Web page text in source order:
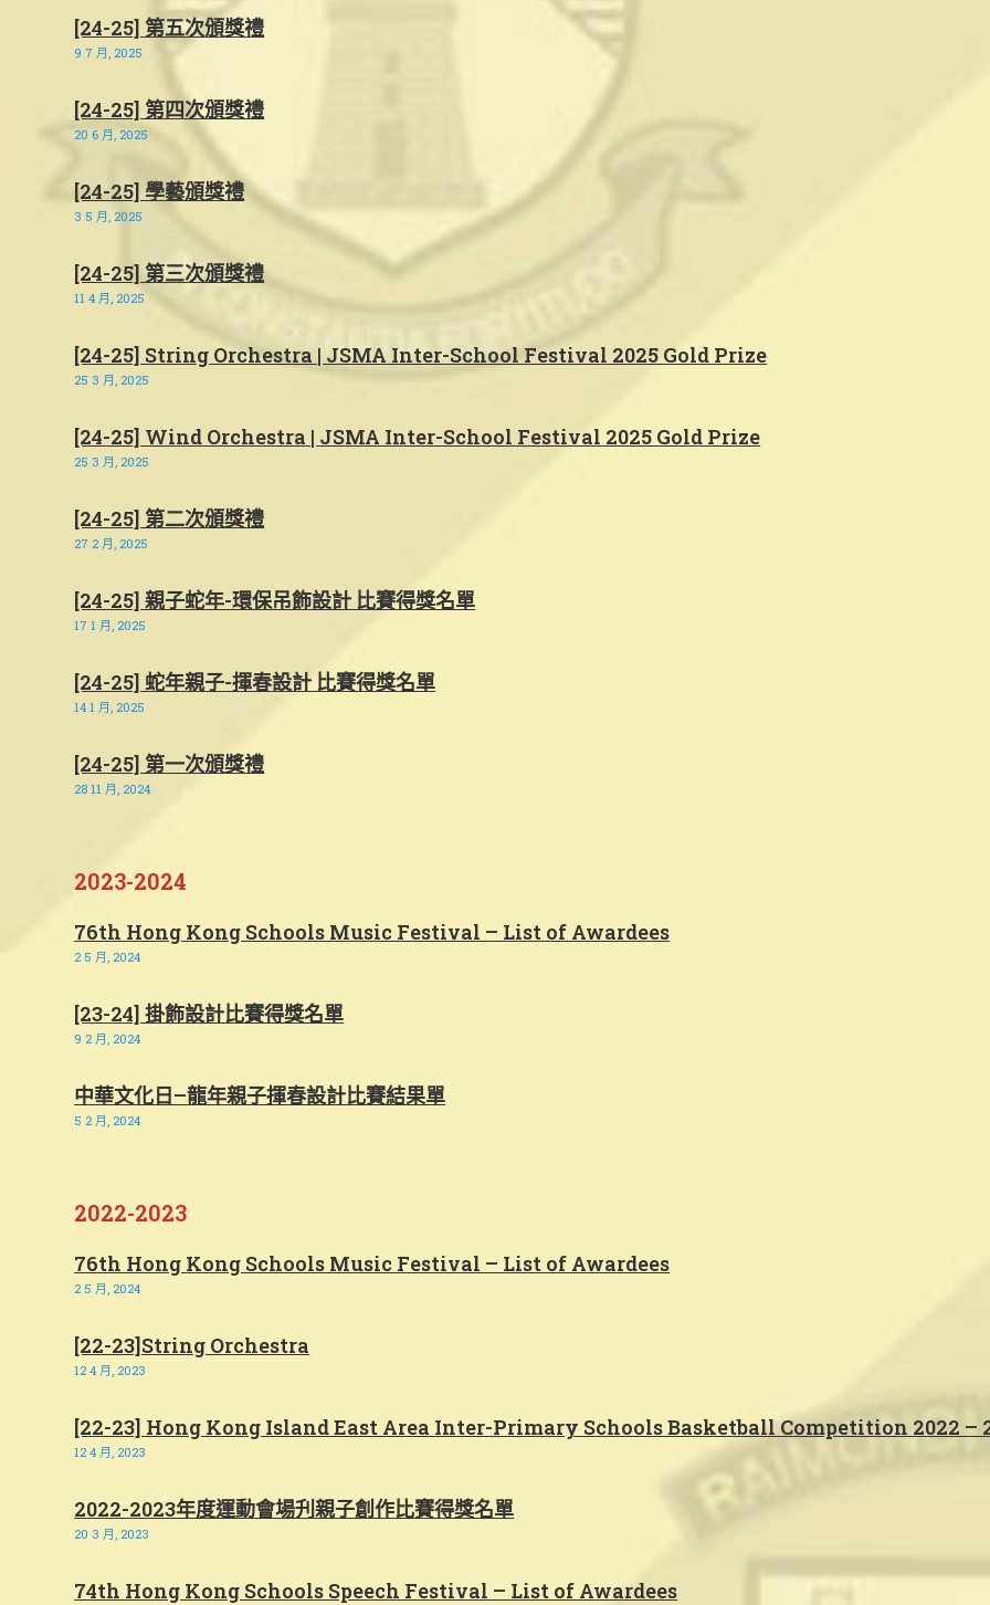
[24-25] 第五次頒獎禮
9 7 月, 2025
[24-25] 第四次頒獎禮
20 6 月, 2025
[24-25] 學藝頒獎禮
3 5 月, 2025
[24-25] 第三次頒獎禮
11 4 月, 2025
[24-25] String Orchestra | JSMA Inter-School Festival 2025 Gold Prize
25 3 月, 2025
[24-25] Wind Orchestra | JSMA Inter-School Festival 2025 Gold Prize
25 3 月, 2025
[24-25] 第二次頒獎禮
27 2 月, 2025
[24-25] 親子蛇年-環保吊飾設計 比賽得獎名單
17 1 月, 2025
[24-25] 蛇年親子-揮春設計 比賽得獎名單
14 1 月, 2025
[24-25] 第一次頒獎禮
28 11 月, 2024
2023-2024
76th Hong Kong Schools Music Festival – List of Awardees
2 5 月, 2024
[23-24] 掛飾設計比賽得獎名單
9 2 月, 2024
中華文化日–龍年親子揮春設計比賽結果單
5 2 月, 2024
2022-2023
76th Hong Kong Schools Music Festival – List of Awardees
2 5 月, 2024
[22-23]String Orchestra
12 4 月, 2023
[22-23] Hong Kong Island East Area Inter-Primary Schools Basketball Competition 2022 –
12 4 月, 2023
2022-2023年度運動會場刋親子創作比賽得獎名單
20 3 月, 2023
74th Hong Kong Schools Speech Festival – List of Awardees